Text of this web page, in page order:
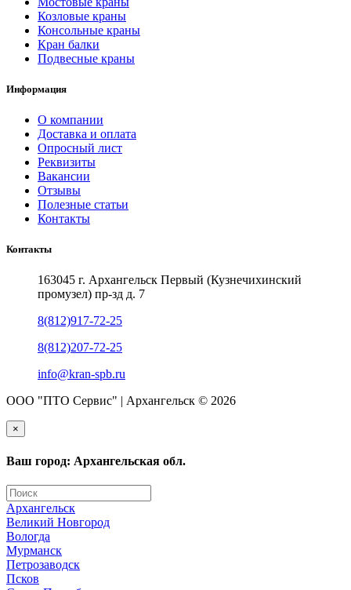
Козловые краны
Консольные краны
Кран балки
Подвесные краны
Информация
О компании
Доставка и оплата
Опросный лист
Реквизиты
Вакансии
Отзывы
Полезные статьи
Контакты
Контакты
163045 г. Архангельск Первый (Кузнечихинский
промузел) пр-зд д. 7
8(812)917-72-25
8(812)207-72-25
info@kran-spb.ru
ООО "ПТО Сервис" | Архангельск © 2026
×
Ваш город: Архангельская обл.
Архангельск
Великий Новгород
Вологда
Мурманск
Петрозаводск
Псков